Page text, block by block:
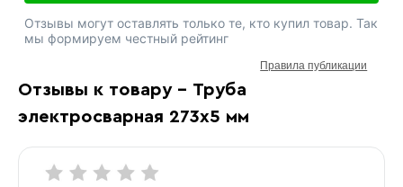
Отзывы к товару - Труба
электросварная 273х5 мм
Отзывы могут оставлять только те, кто купил товар. Так
мы формируем честный рейтинг
Правила публикации